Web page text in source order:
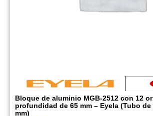
Bloque de aluminio MGB-2512 con 12
profundidad de 65 mm – Eyela (Tubo
mm)